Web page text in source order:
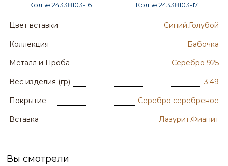
Колье 24338103-16 Колье 24338103-17
Цвет вставки Синий,Голубой
Коллекция Бабочка
Металл и Проба Серебро 925
Вес изделия (гр) 3.49
Покрытие Серебро серебреное
Вставка Лазурит,Фианит
Вы смотрели